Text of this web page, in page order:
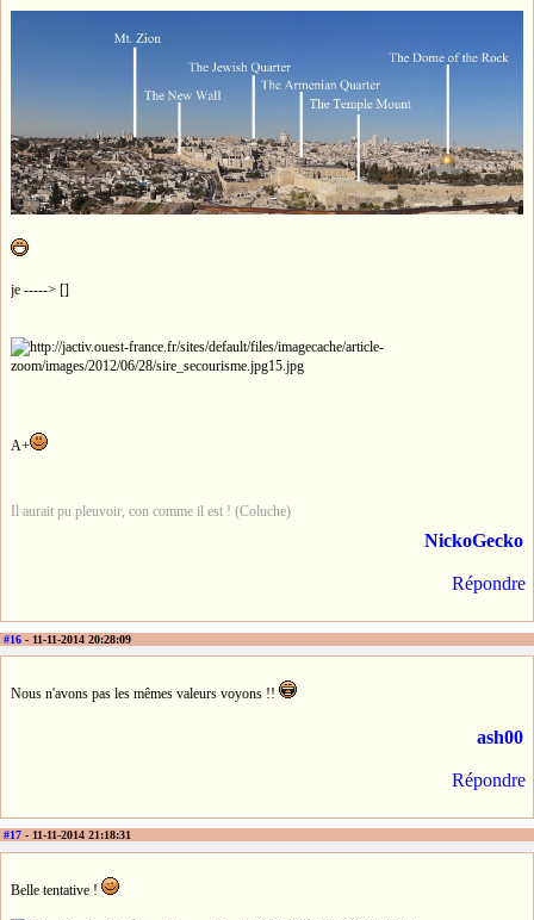
je -----> []
A+
Il aurait pu pleuvoir, con comme il est ! (Coluche)
NickoGecko
Répondre
#16 - 11-11-2014 20:28:09
Nous n'avons pas les mêmes valeurs voyons !!
ash00
Répondre
#17 - 11-11-2014 21:18:31
Belle tentative !